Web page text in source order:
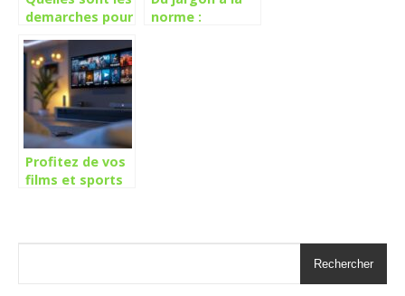
demarches pour
commerce ?
norme :
Profitez de vos
films et sports
Rechercher